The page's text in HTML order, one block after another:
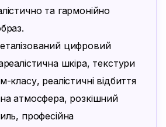
та гармонійно
цифровий
шкіра, текстури
класу, реалістичні відбиття
атмосфера, розкішний
професійна